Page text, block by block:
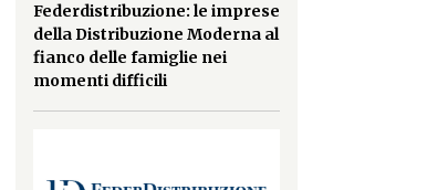
Federdistribuzione: le imprese
della Distribuzione Moderna al
fianco delle famiglie nei
momenti difficili